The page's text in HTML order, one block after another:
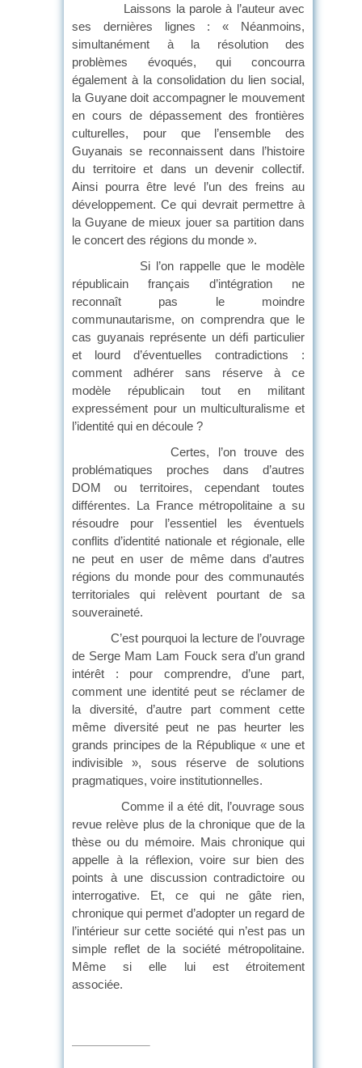
Laissons la parole à l’auteur avec
ses dernières lignes : « Néanmoins,
simultanément à la résolution des
problèmes évoqués, qui concourra
également à la consolidation du lien social,
la Guyane doit accompagner le mouvement
en cours de dépassement des frontières
culturelles, pour que l’ensemble des
Guyanais se reconnaissent dans l’histoire
du territoire et dans un devenir collectif.
Ainsi pourra être levé l’un des freins au
développement. Ce qui devrait permettre à
la Guyane de mieux jouer sa partition dans
le concert des régions du monde ».
Si l’on rappelle que le modèle
républicain français d’intégration ne
reconnaît pas le moindre
communautarisme, on comprendra que le
cas guyanais représente un défi particulier
et lourd d’éventuelles contradictions :
comment adhérer sans réserve à ce
modèle républicain tout en militant
expressément pour un multiculturalisme et
l’identité qui en découle ?
Certes, l’on trouve des
problématiques proches dans d’autres
DOM ou territoires, cependant toutes
différentes. La France métropolitaine a su
résoudre pour l’essentiel les éventuels
conflits d’identité nationale et régionale, elle
ne peut en user de même dans d’autres
régions du monde pour des communautés
territoriales qui relèvent pourtant de sa
souveraineté.
C’est pourquoi la lecture de l’ouvrage
de Serge Mam Lam Fouck sera d’un grand
intérêt : pour comprendre, d’une part,
comment une identité peut se réclamer de
la diversité, d’autre part comment cette
même diversité peut ne pas heurter les
grands principes de la République « une et
indivisible », sous réserve de solutions
pragmatiques, voire institutionnelles.
Comme il a été dit, l’ouvrage sous
revue relève plus de la chronique que de la
thèse ou du mémoire. Mais chronique qui
appelle à la réflexion, voire sur bien des
points à une discussion contradictoire ou
interrogative. Et, ce qui ne gâte rien,
chronique qui permet d’adopter un regard de
l’intérieur sur cette société qui n’est pas un
simple reflet de la société métropolitaine.
Même si elle lui est étroitement